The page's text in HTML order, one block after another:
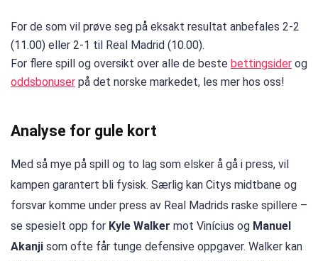
For de som vil prøve seg på eksakt resultat anbefales 2-2
(11.00) eller 2-1 til Real Madrid (10.00).
For flere spill og oversikt over alle de beste bettingsider og
oddsbonuser på det norske markedet, les mer hos oss!
Analyse for gule kort
Med så mye på spill og to lag som elsker å gå i press, vil
kampen garantert bli fysisk. Særlig kan Citys midtbane og
forsvar komme under press av Real Madrids raske spillere –
se spesielt opp for Kyle Walker mot Vinícius og Manuel
Akanji som ofte får tunge defensive oppgaver. Walker kan